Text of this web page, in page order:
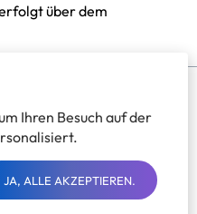
über dem
Ihren Besuch auf der
JA, ALLE AKZEPTIEREN.